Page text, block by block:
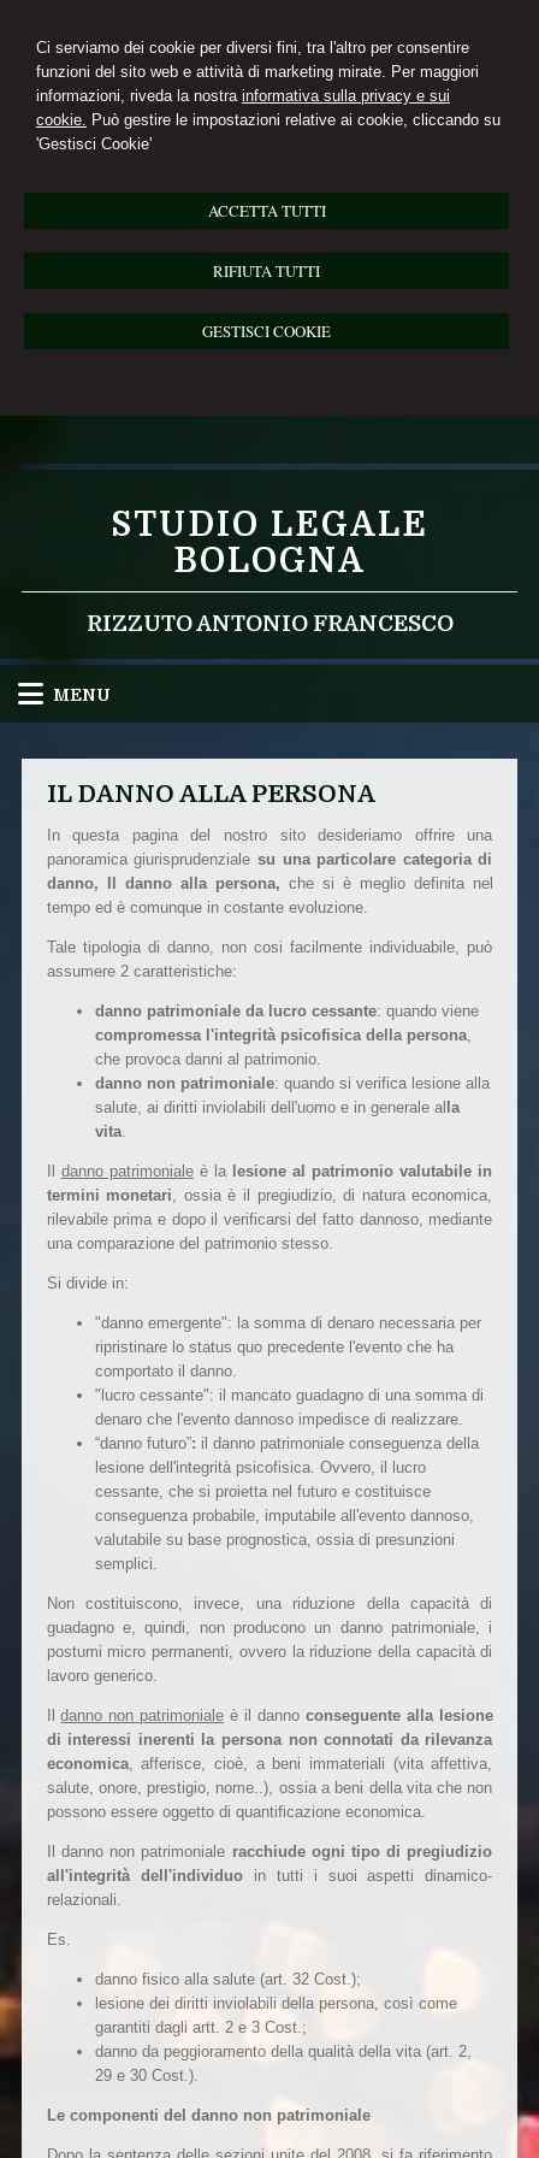
Ci serviamo dei cookie per diversi fini, tra l'altro per consentire
funzioni del sito web e attività di marketing mirate. Per maggiori
informazioni, riveda la nostra informativa sulla privacy e sui
cookie. Può gestire le impostazioni relative ai cookie, cliccando su
'Gestisci Cookie'
ACCETTA TUTTI
RIFIUTA TUTTI
GESTISCI COOKIE
STUDIO LEGALE
BOLOGNA
RIZZUTO ANTONIO FRANCESCO
MENU
IL DANNO ALLA PERSONA
In questa pagina del nostro sito desideriamo offrire una
panoramica giurisprudenziale su una particolare categoria di
danno,
Il danno alla persona, che si è meglio definita nel
tempo ed è comunque in costante evoluzione.
Tale tipologia di danno, non cosi facilmente individuabile, può
assumere 2 caratteristiche:
danno patrimoniale da lucro cessante: quando viene
compromessa l'integrità psicofisica della persona,
che provoca danni al patrimonio.
danno non patrimoniale: quando si verifica lesione alla
salute, ai diritti inviolabili dell'uomo e in generale al la
vita.
danno patrimonialeè la lesione al patrimonio valutabile in
termini monetari , ossia è il pregiudizio, di natura economica,
rilevabile prima e dopo il verificarsi del fatto dannoso, mediante
una comparazione del patrimonio stesso.
Si divide in:
"danno emergente": la somma di denaro necessaria per
ripristinare lo status quo precedente l'evento che ha
comportato il danno.
"lucro cessante": il mancato guadagno di una somma di
denaro che l'evento dannoso impedisce di realizzare.
“danno futuro”: il danno patrimoniale conseguenza della
lesione dell'integrità psicofisica. Ovvero, il lucro
cessante, che si proietta nel futuro e costituisce
conseguenza probabile, imputabile all'evento dannoso,
valutabile su base prognostica, ossia di presunzioni
semplici.
Non costituiscono, invece, una riduzione della capacità di
guadagno e, quindi, non producono un danno patrimoniale, i
postumi micro permanenti, ovvero la riduzione della capacità di
lavoro generico.
Ildanno non patrimoniale è il danno conseguente alla lesione
di interessi inerenti la persona non connotati da rilevanza
economica, afferisce, cioè, a beni immateriali (vita affettiva,
salute, onore, prestigio, nome..), ossia a beni della vita che non
possono essere oggetto di quantificazione economica.
Il danno non patrimoniale racchiude ogni tipo di pregiudizio
all'integrità dell'individuo in tutti i suoi aspetti dinamico-
relazionali.
Es.
danno fisico alla salute (art. 32 Cost.);
lesione dei diritti inviolabili della persona, così come
garantiti dagli artt. 2 e 3 Cost.;
danno da peggioramento della qualità della vita (art. 2,
29 e 30 Cost.).
Le componenti del danno non patrimoniale